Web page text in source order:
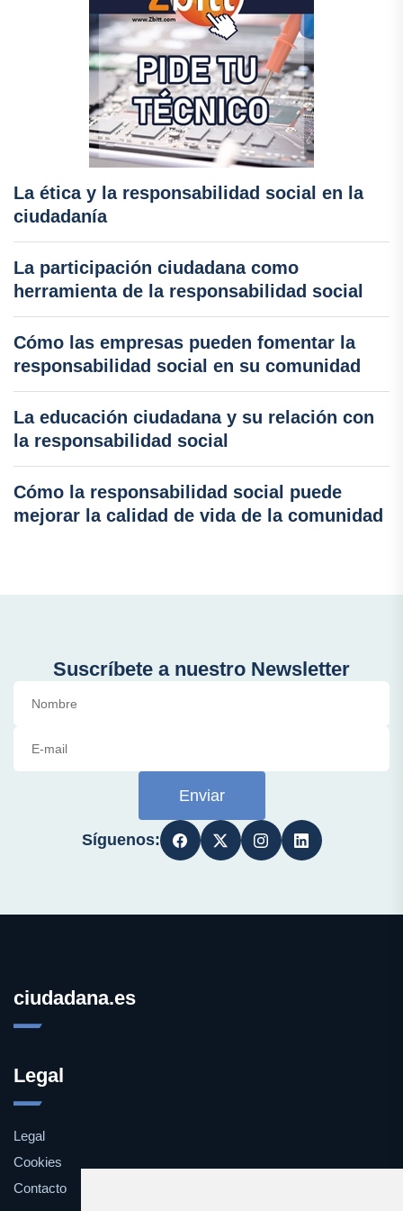
La ética y la responsabilidad social en la
ciudadanía
La participación ciudadana como
herramienta de la responsabilidad social
Cómo las empresas pueden fomentar la
responsabilidad social en su comunidad
La educación ciudadana y su relación con
la responsabilidad social
Cómo la responsabilidad social puede
mejorar la calidad de vida de la comunidad
Suscríbete a nuestro Newsletter
Enviar
Síguenos:
ciudadana.es
Legal
Legal
Cookies
Contacto